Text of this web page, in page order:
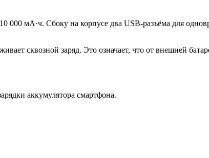
000 мА·ч. Сбоку на корпусе два USB-разъёма для
сквозной заряд. Это означает, что от внешней
аккумулятора смартфона.